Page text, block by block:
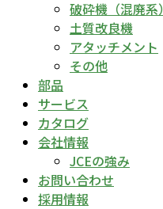
破砕機（混廃系）
土質改良機
アタッチメント
その他
部品
サービス
カタログ
会社情報
JCEの強み
お問い合わせ
採用情報